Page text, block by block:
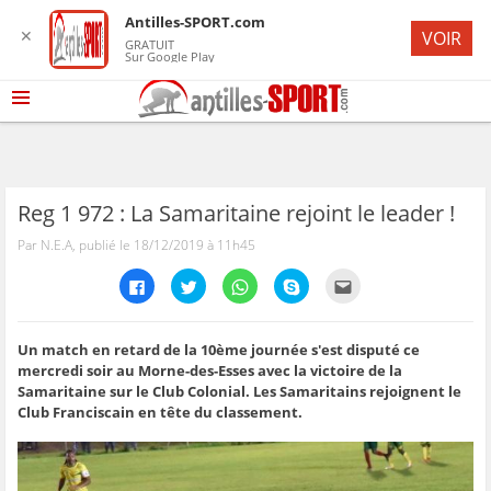
Reg 1 972 : La Samaritaine rejoint le leader !
Par N.E.A, publié le 18/12/2019 à 11h45
C
l
e
z
p
o
u
r
a
r
a
C
l
e
z
p
o
u
r
a
r
C
l
e
z
p
o
u
r
a
t
C
l
e
z
p
o
u
a
t
e
z
p
o
u
n
o
Un match en retard de la 10ème journée s'est disputé ce
mercredi soir au Morne-des-Esses avec la victoire de la
Samaritaine sur le Club Colonial. Les Samaritains rejoignent le
Club Franciscain en tête du classement.
✕
Antilles-SPORT.com
GRATUIT
Sur Google Play
VOIR